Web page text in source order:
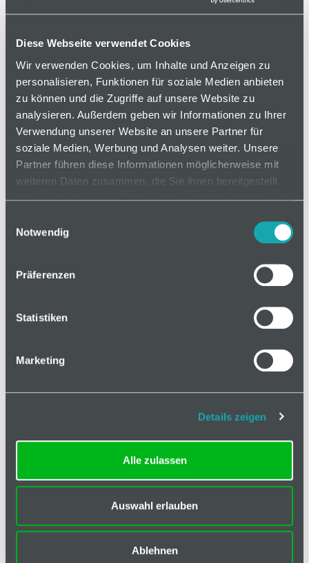
Diese Webseite verwendet Cookies
Wir verwenden Cookies, um Inhalte und Anzeigen zu
personalisieren, Funktionen für soziale Medien anbieten
zu können und die Zugriffe auf unsere Website zu
analysieren. Außerdem geben wir Informationen zu Ihrer
Verwendung unserer Website an unsere Partner für
soziale Medien, Werbung und Analysen weiter. Unsere
Partner führen diese Informationen möglicherweise mit
weiteren Daten zusammen, die Sie ihnen bereitgestellt
haben oder die sie im Rahmen Ihrer Nutzung der Dienste
Notwendig
Präferenzen
Statistiken
Marketing
Details zeigen
Alle zulassen
Auswahl erlauben
Ablehnen
Artikelnummer 110000123 / Alte Materialnummer:
Normschraube
auf Anfrage
Mindestbestellmenge: 1
DIN 7991
verzinkt
Farbe silberfarbig
6.22 g